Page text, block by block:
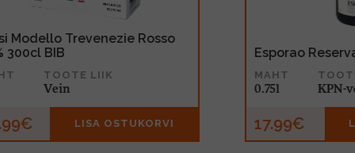
MAHT
Muu alkohoolne jook
16.99€ LISA OSTUKORVI